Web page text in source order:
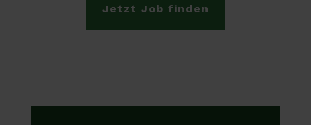
Jetzt Job finden